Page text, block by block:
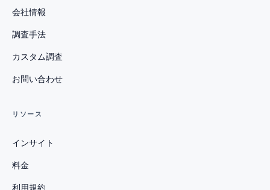
会社情報
調査手法
カスタム調査
お問い合わせ
リソース
インサイト
料金
利用規約